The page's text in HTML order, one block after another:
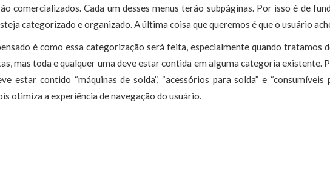
comercializados. Cada um desses menus terão subpáginas. Por isso é de
categorizado e organizado. A última coisa que queremos é que o usuário
é como essa categorização será feita, especialmente quando tratamos
mas toda e qualquer uma deve estar contida em alguma categoria existente.
estar contido “máquinas de solda”, “acessórios para solda” e “consumíveis
otimiza a experiência de navegação do usuário.